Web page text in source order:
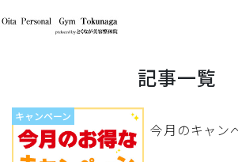
記事一覧
キャンペーン
今月のキャン